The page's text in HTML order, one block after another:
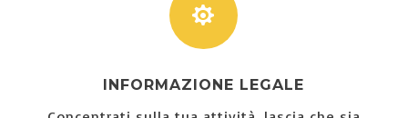

INFORMAZIONE LEGALE